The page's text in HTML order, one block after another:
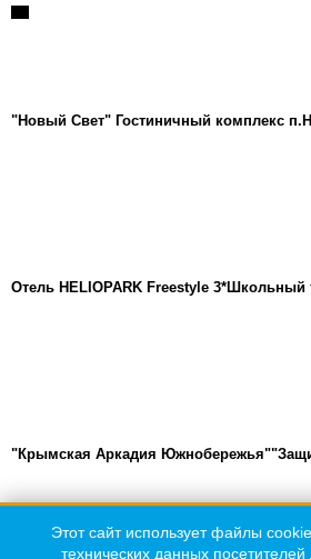
"Новый Свет" Гостиничный комплекс
Отель HELIOPARK Freestyle 3*Школьный
"Крымская Аркадия Южнобережья"
Телефон:
Этот сайт использует файлы
технических данных